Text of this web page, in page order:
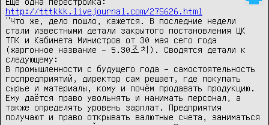
http://tttkkk.livejournal.com/275626.html
"Что же, дело пошло, кажется. В последние недели
стали известными детали закрытого постановления ЦК
ТПК и Кабинета Министров от 30 мая сего года
(жаргонное название – 5.30조치). Сводятся детали к
следующему:
В промышленности с будущего года – самостоятельность
госпредприятий, директор сам решает, где покупать
сырье и материалы, кому и почём продавать продукцию.
Ему даётся право увольнять и нанимать персонал, а
также определять уровень зарплат. Предприятия
получают и право открывать валютные счета, заниматься